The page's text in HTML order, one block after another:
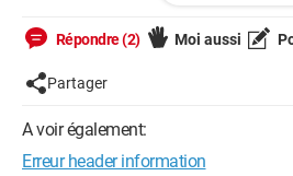
https://
Est ce que vous savez ce que je dois
<?php
Répondre (2) Moi aussi
Partager
A voir également:
Erreur header information